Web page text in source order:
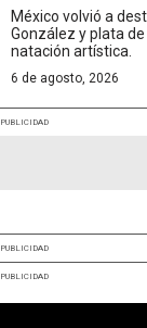
México volvió a
González y plata
natación artística.
6 de agosto, 2026
PUBLICIDAD
PUBLICIDAD
PUBLICIDAD